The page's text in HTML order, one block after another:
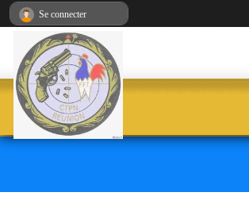
Se connecter
Panneau de gestion des cookies